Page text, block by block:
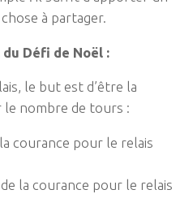
à partager.
Défi de Noël :
le but est d’être la
le nombre de tours :
courance pour le relais
la courance pour le relais